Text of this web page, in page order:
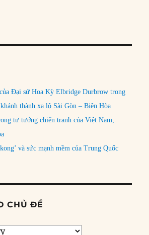
Đại sứ Hoa Kỳ Elbridge Durbrow trong
thành xa lộ Sài Gòn – Biên Hòa
tư tưởng chiến tranh của Việt Nam,
và sức mạnh mềm của Trung Quốc
CHỦ ĐỀ